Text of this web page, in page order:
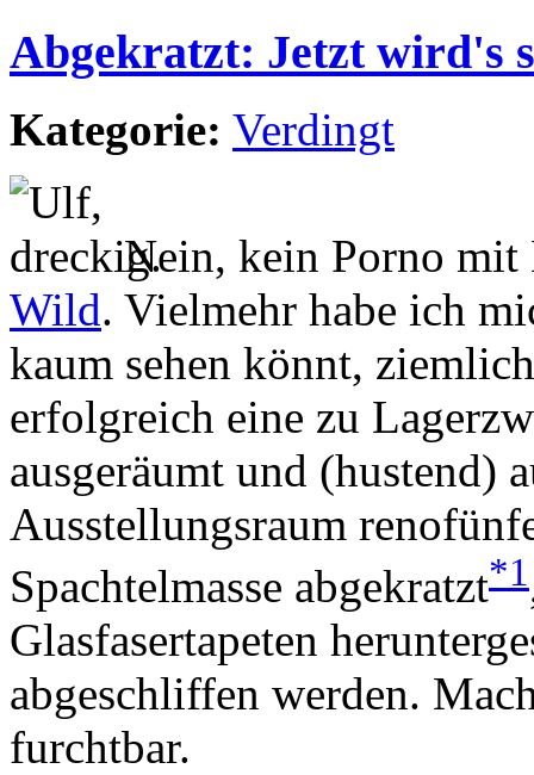
Abgekratzt: Jetzt wird's
Kategorie: Verdingt
Nein, kein Porno
Wild. Vielmehr habe ich
kaum sehen könnt,
erfolgreich eine zu
ausgeräumt und (hustend)
Ausstellungsraum
Spachtelmasse abgekratzt*1
Glasfasertapeten
abgeschliffen werden.
furchtbar.